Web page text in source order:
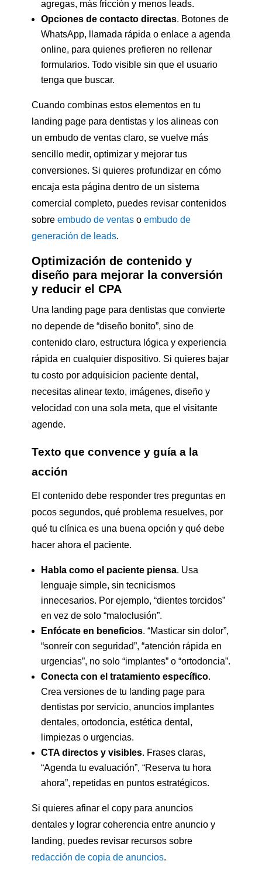
agregas, más fricción y menos leads.
Opciones de contacto directas. Botones de
WhatsApp, llamada rápida o enlace a agenda
online, para quienes prefieren no rellenar
formularios. Todo visible sin que el usuario
tenga que buscar.
Cuando combinas estos elementos en tu
landing page para dentistas y los alineas con
un embudo de ventas claro, se vuelve más
sencillo medir, optimizar y mejorar tus
conversiones. Si quieres profundizar en cómo
encaja esta página dentro de un sistema
comercial completo, puedes revisar contenidos
sobre embudo de ventaso embudo de
generación de leads.
Optimización de contenido y
diseño para mejorar la conversión
y reducir el CPA
Una landing page para dentistas que convierte
no depende de “diseño bonito”, sino de
contenido claro, estructura lógica y experiencia
rápida en cualquier dispositivo. Si quieres bajar
tu costo por adquisicion paciente dental,
necesitas alinear texto, imágenes, diseño y
velocidad con una sola meta, que el visitante
agende.
Texto que convence y guía a la
acción
El contenido debe responder tres preguntas en
pocos segundos, qué problema resuelves, por
qué tu clínica es una buena opción y qué debe
hacer ahora el paciente.
Habla como el paciente piensa. Usa
lenguaje simple, sin tecnicismos
innecesarios. Por ejemplo, “dientes torcidos”
en vez de solo “maloclusión”.
Enfócate en beneficios. “Masticar sin dolor”,
“sonreír con seguridad”, “atención rápida en
urgencias”, no solo “implantes” o “ortodoncia”.
Conecta con el tratamiento específico.
Crea versiones de tu landing page para
dentistas por servicio, anuncios implantes
dentales, ortodoncia, estética dental,
limpiezas o urgencias.
CTA directos y visibles. Frases claras,
“Agenda tu evaluación”, “Reserva tu hora
ahora”, repetidas en puntos estratégicos.
Si quieres afinar el copy para anuncios
dentales y lograr coherencia entre anuncio y
landing, puedes revisar recursos sobre
redacción de copia de anuncios.